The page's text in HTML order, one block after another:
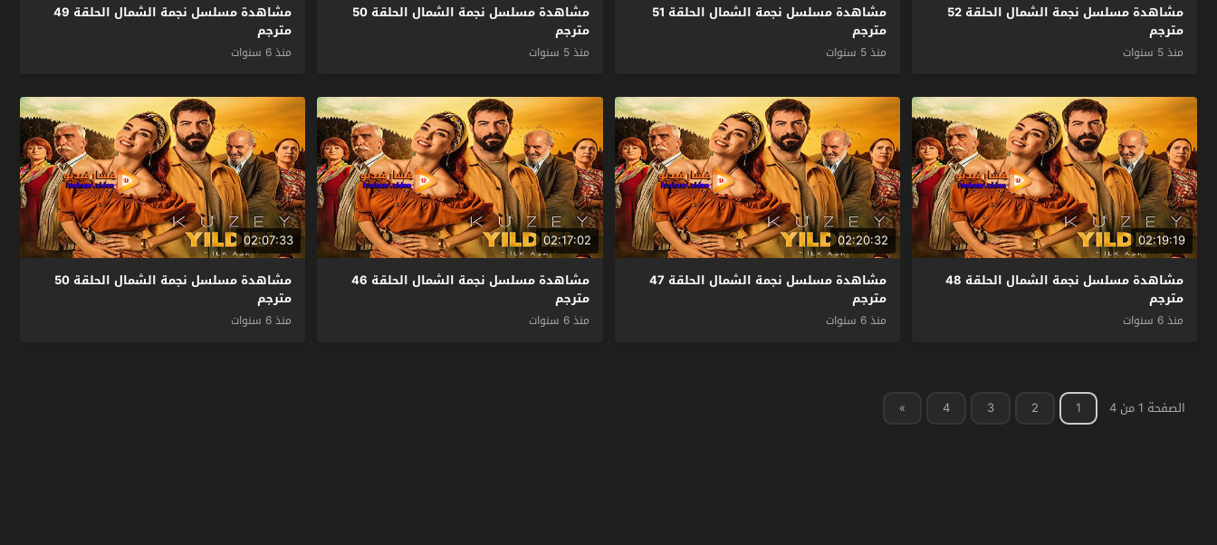
مشاهدة مسلسل نجمة الشمال الحلقة 52
مترجم
منذ 5 سنوات
مشاهدة مسلسل نجمة الشمال الحلقة 51
مترجم
منذ 5 سنوات
مشاهدة مسلسل نجمة الشمال الحلقة 50
مترجم
منذ 5 سنوات
مشاهدة مسلسل نجمة الشمال الحلقة 49
مترجم
منذ 6 سنوات
02:19:19
مشاهدة مسلسل نجمة الشمال الحلقة 48
مترجم
منذ 6 سنوات
02:20:32
مشاهدة مسلسل نجمة الشمال الحلقة 47
مترجم
منذ 6 سنوات
02:17:02
مشاهدة مسلسل نجمة الشمال الحلقة 46
مترجم
منذ 6 سنوات
02:07:33
مشاهدة مسلسل نجمة الشمال الحلقة 50
مترجم
منذ 6 سنوات
الصفحة 1 من 4 1
2
3
4
»